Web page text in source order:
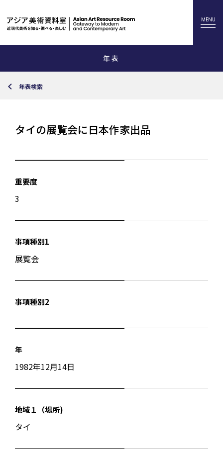
年表
年表検索
タイの展覧会に日本作家出品
重要度
3
事項種別1
展覧会
事項種別2
年
1982年12月14日
地域１（場所)
タイ